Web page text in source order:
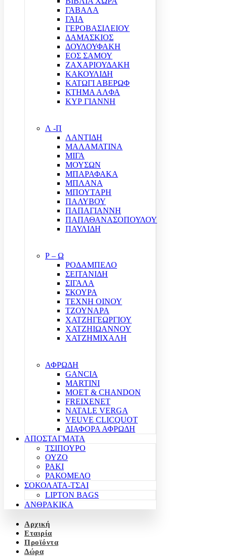
ΓΑΒΑΛΑ
ΓΑΙΑ
ΓΕΡΟΒΑΣΙΛΕΙΟΥ
ΔΑΜΑΣΚΙΟΣ
ΔΟΥΛΟΥΦΑΚΗ
ΕΟΣ ΣΑΜΟΥ
ΖΑΧΑΡΙΟΥΔΑΚΗ
ΚΑΚΟΥΛΙΔΗ
ΚΑΤΩΓΙ ΑΒΕΡΩΦ
ΚΤΗΜΑ ΑΛΦΑ
ΚΥΡ ΓΙΑΝΝΗ
Λ -Π
ΛΑΝΤΙΔΗ
ΜΑΛΑΜΑΤΙΝΑ
ΜΙΓΑ
ΜΟΥΣΩΝ
ΜΠΑΡΑΦΑΚΑ
ΜΠΛΑΝΑ
ΜΠΟΥΤΑΡΗ
ΠΑΛΥΒΟΥ
ΠΑΠΑΓΙΑΝΝΗ
ΠΑΠΑΘΑΝΑΣΟΠΟΥΛΟΥ
ΠΑΥΛΙΔΗ
Ρ – Ω
ΡΟΔΑΜΠΕΛΟ
ΣΕΙΤΑΝΙΔΗ
ΣΙΓΑΛΑ
ΣΚΟΥΡΑ
ΤΕΧΝΗ ΟΙΝΟΥ
ΤΖΟΥΝΑΡΑ
ΧΑΤΖΗΓΕΩΡΓΙΟΥ
ΧΑΤΖΗΙΩΑΝΝΟΥ
ΧΑΤΖΗΜΙΧΑΛΗ
ΑΦΡΩΔΗ
GANCIA
MARTINI
MOET & CHANDON
FREIXENET
NATALE VERGA
VEUVE CLICQUOT
ΔΙΑΦΟΡΑ ΑΦΡΩΔΗ
ΑΠΟΣΤΑΓΜΑΤΑ
ΤΣΙΠΟΥΡΟ
ΟΥΖΟ
ΡΑΚΙ
ΡΑΚΟΜΕΛΟ
ΣΟΚΟΛΑΤΑ-ΤΣΑΙ
LIPTON BAGS
ΑΝΘΡΑΚΙΚΑ
Αρχική
Εταιρία
Προϊόντα
Δώρα